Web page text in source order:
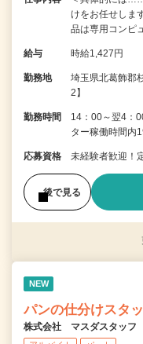
けをお任せしま
品は専用コンピ
給与 時給1,427円
勤務地
埼玉県北葛飾郡
2】
勤務時間
14：00～翌4：
ター稼働時間内
応募資格 未経験者歓迎！
後で見る
NEW
パンの仕分けスタ
株式会社 マスダスタッフ